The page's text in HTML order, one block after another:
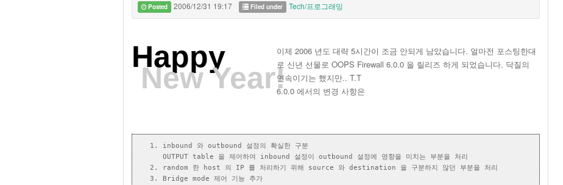
Posted 2006/12/31 19:17 Filed under Tech/프로그래밍
Happy
New Year!
이제 2006 년도 대략 5시간이 조금 안되게 남았습니다. 얼마전 포스팅한대
로 신년 선물로 OOPS Firewall 6.0.0 을 릴리즈 하게 되었습니다. 닥질의
연속이기는 했지만.. T.T
6.0.0 에서의 변경 사항은
inbound 와 outbound 설정의 확실한 구분
OUTPUT table 을 제어하여 inbound 설정이 outbound 설정에 영향을 미치는 부분을 처리
random 한 host 의 IP 를 처리하기 위해 source 와 destination 을 구분하지 않던 부분을 처리
Bridge mode 제어 기능 추가